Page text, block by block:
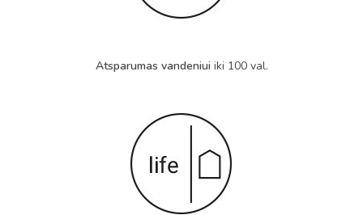
Atsparumas vandeniui iki 100 val.